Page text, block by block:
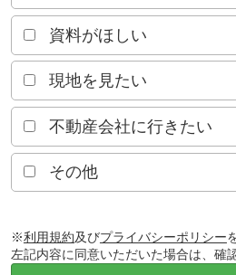
資料がほしい
現地を見たい
不動産会社に行きたい
その他
※利用規約及びプライバシーポリシー
左記内容に同意いただいた場合は、確